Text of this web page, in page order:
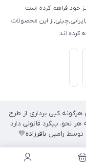
خود فراهم کرده است
این محصولات
کرده اند.
هرگونه کپی برداری از طرح
نحو، پیگرد قانونی دارد
رامین باقرزاده💛